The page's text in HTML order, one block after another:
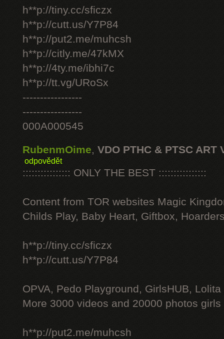
h**p://tiny.cc/sficzx
h**p://cutt.us/Y7P84
h**p://put2.me/muhcsh
h**p://citly.me/47kMX
h**p://4ty.me/ibhi7c
h**p://tt.vg/URoSx
-----------------
-----------------
000A000545
RubenmOime, VDO PTHC & PTSC ART
odpovědět
:::::::::::::::: ONLY THE BEST ::::::::::::::::
Content from TOR websites Magic
Childs Play, Baby Heart, Giftbox,
h**p://tiny.cc/sficzx
h**p://cutt.us/Y7P84
OPVA, Pedo Playground, GirlsHUB, Lolita
More 3000 videos and 20000 photos
h**p://put2.me/muhcsh